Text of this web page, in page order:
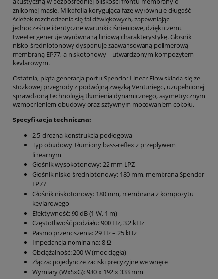
znikomej masie. Mikofolia korygująca fazę wyrównuje długość
ścieżek rozchodzenia się fal dźwiękowych, zapewniając
jednocześnie identyczne warunki ciśnieniowe, dzięki czemu
tweeter generuje wyrównaną liniową charakterystykę. Głośnik
nisko-średniotonowy dysponuje zaawansowaną polimerową
membraną EP77, a niskotonowy – utwardzonym kompozytem
kevlarowym.
Ostatnia, piąta generacja portu Spendor Linear Flow składa się ze
stożkowej przegrody z podwójną zwężką Venturiego, uzupełnionej
sprawdzoną technologią tłumienia dynamicznego, asymetrycznym
wzmocnieniem obudowy oraz sztywnym mocowaniem cokołu.
Specyfikacja techniczna:
2,5-drożna konstrukcja podłogowa
Typ obudowy: tłumiony bass-reflex z przepływem
linearnym
Głośnik wysokotonowy: 22 mm LPZ
Głośnik nisko-średniotonowy: 180 mm, membrana Spendor
EP77
Głośnik niskotonowy: 180 mm, membrana z kompozytu
kevlarowego
Efektywność: 90 dB (1 W, 1 m)
Częstotliwość podziału: 900 Hz, 3.2 kHz
Pasmo przenoszenia: 29 Hz – 25 kHz
Impedancja nominalna: 8 Ω
Obciążalność: 200 W (moc ciągła)
Złącza: pojedyncze zaciski precyzyjne we wnęce
Wymiary (WxSxG): 980 x 192 x 333 mm